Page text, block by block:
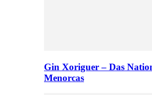
Gin Xoriguer – Das
Menorcas